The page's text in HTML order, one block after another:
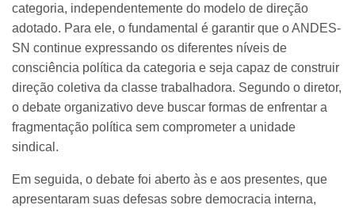
categoria, independentemente do modelo de direção
adotado. Para ele, o fundamental é garantir que o ANDES-
SN continue expressando os diferentes níveis de
consciência política da categoria e seja capaz de construir
direção coletiva da classe trabalhadora. Segundo o diretor,
o debate organizativo deve buscar formas de enfrentar a
fragmentação política sem comprometer a unidade
sindical.
Em seguida, o debate foi aberto às e aos presentes, que
apresentaram suas defesas sobre democracia interna,